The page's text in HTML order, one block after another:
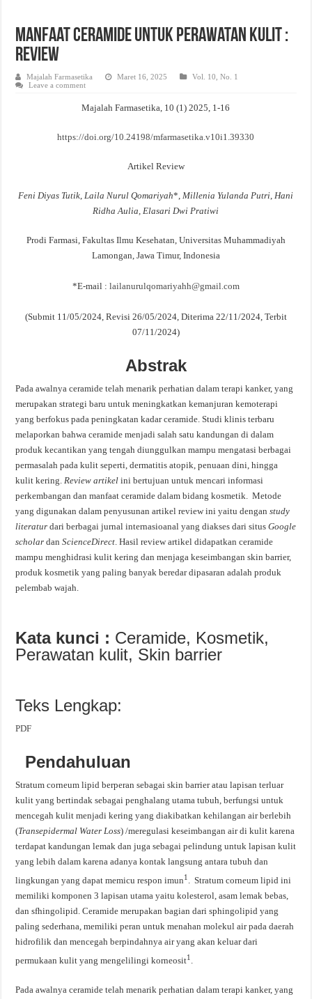
Manfaat Ceramide untuk Perawatan Kulit :
Review
Majalah Farmasetika Maret 16, 2025
Vol. 10, No. 1
Leave a comment
Majalah Farmasetika, 10 (1) 2025, 1-16
https://doi.org/10.24198/mfarmasetika.v10i1.39330
Artikel Review
Feni Diyas Tutik Laila Nurul Qomariyah*, Millenia Yulanda Putri Hani
Ridha Aulia Elasari Dwi Pratiwi
Prodi Farmasi, Fakultas Ilmu Kesehatan, Universitas Muhammadiyah
Lamongan, Jawa Timur, Indonesia
*E-mail : lailanurulqomariyahh@gmail.com
(Submit 11/05/2024, Revisi 26/05/2024, Diterima 22/11/2024, Terbit
07/11/2024)
Abstrak
Pada awalnya ceramide telah menarik perhatian dalam terapi kanker, yang
merupakan strategi baru untuk meningkatkan kemanjuran kemoterapi
yang berfokus pada peningkatan kadar ceramide. Studi klinis terbaru
melaporkan bahwa ceramide menjadi salah satu kandungan di dalam
produk kecantikan yang tengah diunggulkan mampu mengatasi berbagai
permasalah pada kulit seperti, dermatitis atopik, penuaan dini, hingga
kulit kering. Review artikel ini bertujuan untuk mencari informasi
perkembangan dan manfaat ceramide dalam bidang kosmetik. Metode
yang digunakan dalam penyusunan artikel review ini yaitu denganstudy
literatur dari berbagai jurnal internasioanal yang diakses dari situsGoogle
scholar danScienceDirect . Hasil review artikel didapatkan ceramide
mampu menghidrasi kulit kering dan menjaga keseimbangan skin barrier,
produk kosmetik yang paling banyak beredar dipasaran adalah produk
pelembab wajah.
Kata kunci : Ceramide, Kosmetik,
Perawatan kulit, Skin barrier
Teks Lengkap:
PDF
Pendahuluan
Stratum corneum lipid berperan sebagai skin barrier atau lapisan terluar
kulit yang bertindak sebagai penghalang utama tubuh, berfungsi untuk
mencegah kulit menjadi kering yang diakibatkan kehilangan air berlebih
(Transepidermal Water Loss) /meregulasi keseimbangan air di kulit karena
terdapat kandungan lemak dan juga sebagai pelindung untuk lapisan kulit
yang lebih dalam karena adanya kontak langsung antara tubuh dan
lingkungan yang dapat memicu respon imun1 . Stratum corneum lipid ini
memiliki komponen 3 lapisan utama yaitu kolesterol, asam lemak bebas,
dan sfhingolipid. Ceramide merupakan bagian dari sphingolipid yang
paling sederhana, memiliki peran untuk menahan molekul air pada daerah
hidrofilik dan mencegah berpindahnya air yang akan keluar dari
permukaan kulit yang mengelilingi korneosit1 .
Pada awalnya ceramide telah menarik perhatian dalam terapi kanker, yang